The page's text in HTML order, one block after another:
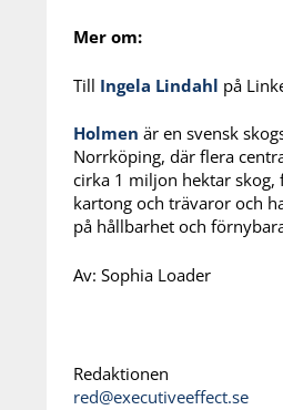
Mer om:
Till Ingela Lindahl på
Holmen är en svensk
Norrköping, där flera
cirka 1 miljon hektar skog,
kartong och trävaror och
på hållbarhet och
Av: Sophia Loader
Redaktionen
red@executiveeffect.se